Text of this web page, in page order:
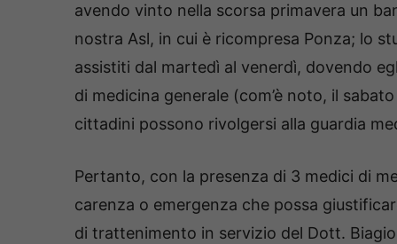
avendo vinto nella scorsa primavera un
nostra Asl, in cui è ricompresa Ponza; lo
assistiti dal martedì al venerdì, dovendo
di medicina generale (com’è noto, il
cittadini possono rivolgersi alla guardia
Pertanto, con la presenza di 3 medici di
carenza o emergenza che possa
di trattenimento in servizio del Dott.